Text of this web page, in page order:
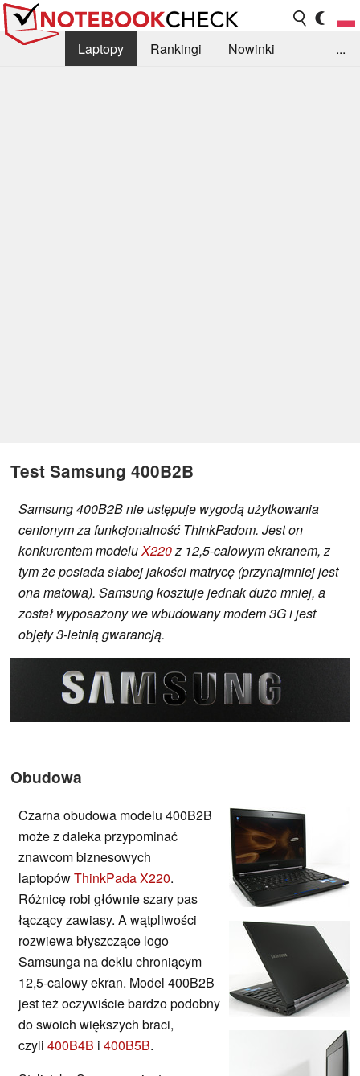
Laptopy Rankingi
Nowinki
...
Test Samsung 400B2B
Samsung 400B2B nie ustępuje wygodą użytkowania
cenionym za funkcjonalność ThinkPadom. Jest on
konkurentem modeluX220z 12,5-calowym ekranem, z
tym że posiada słabej jakości matrycę (przynajmniej jest
ona matowa). Samsung kosztuje jednak dużo mniej, a
został wyposażony we wbudowany modem 3G i jest
objęty 3-letnią gwarancją.
Obudowa
Czarna obudowa modelu 400B2B
może z daleka przypominać
znawcom biznesowych
laptopówThinkPada X220.
Różnicę robi głównie szary pas
łączący zawiasy. A wątpliwości
rozwiewa błyszczące logo
Samsunga na deklu chroniącym
12,5-calowy ekran. Model 400B2B
jest też oczywiście bardzo podobny
do swoich większych braci,
czyli 400B4B i 400B5B.